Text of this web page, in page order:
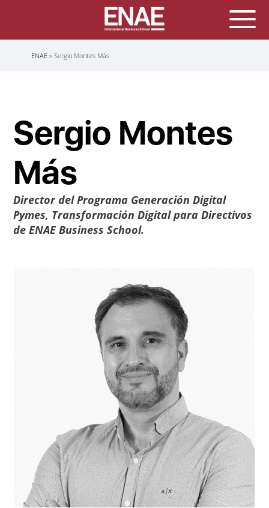
Sobrescribir
ENAE Sergio Montes Más
Sergio Montes
Más
Director del Programa Generación Digital
Pymes, Transformación Digital para Directivos
de ENAE Business School.